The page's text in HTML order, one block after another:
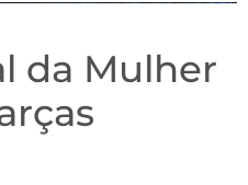
da Mulher